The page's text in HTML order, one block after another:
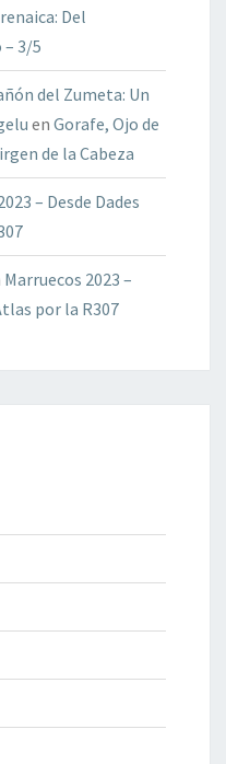
Del
3/5
del Zumeta: Un
en Gorafe, Ojo de
de la Cabeza
– Desde Dades
Marruecos 2023 –
por la R307